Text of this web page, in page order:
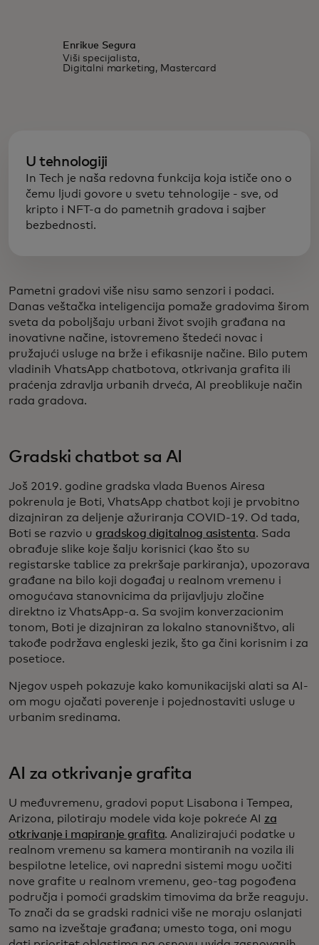
Enrikue Segura
Viši specijalista,
Digitalni marketing, Mastercard
U tehnologiji
In Tech je naša redovna funkcija koja ističe ono o
čemu ljudi govore u svetu tehnologije - sve, od
kripto i NFT-a do pametnih gradova i sajber
bezbednosti.
Pametni gradovi više nisu samo senzori i podaci.
Danas veštačka inteligencija pomaže gradovima širom
sveta da poboljšaju urbani život svojih građana na
inovativne načine, istovremeno štedeći novac i
pružajući usluge na brže i efikasnije načine. Bilo putem
vladinih VhatsApp chatbotova, otkrivanja grafita ili
praćenja zdravlja urbanih drveća, AI preoblikuje način
rada gradova.
Gradski chatbot sa AI
Još 2019. godine gradska vlada Buenos Airesa
pokrenula je Boti, VhatsApp chatbot koji je prvobitno
dizajniran za deljenje ažuriranja COVID-19. Od tada,
Boti se razvio u gradskog digitalnog asistenta. Sada
obrađuje slike koje šalju korisnici (kao što su
registarske tablice za prekršaje parkiranja), upozorava
građane na bilo koji događaj u realnom vremenu i
omogućava stanovnicima da prijavljuju zločine
direktno iz VhatsApp-a. Sa svojim konverzacionim
tonom, Boti je dizajniran za lokalno stanovništvo, ali
takođe podržava engleski jezik, što ga čini korisnim i za
posetioce.
Njegov uspeh pokazuje kako komunikacijski alati sa AI-
om mogu ojačati poverenje i pojednostaviti usluge u
urbanim sredinama.
AI za otkrivanje grafita
U međuvremenu, gradovi poput Lisabona i Tempea,
Arizona, pilotiraju modele vida koje pokreće AI za
otkrivanje i mapiranje grafita. Analizirajući podatke u
realnom vremenu sa kamera montiranih na vozila ili
bespilotne letelice, ovi napredni sistemi mogu uočiti
nove grafite u realnom vremenu, geo-tag pogođena
područja i pomoći gradskim timovima da brže reaguju.
To znači da se gradski radnici više ne moraju oslanjati
samo na izveštaje građana; umesto toga, oni mogu